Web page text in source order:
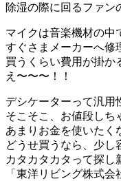
除湿の際に回るファン
マイクは音楽機材の中
すぐさまメーカーへ修
買うくらい費用が掛か
え〜〜〜！！
デシケーターって汎用
そこそこ、お値段しち
あまりお金を使いたく
どうせ買うなら、少し
カタカタカタって探し
「東洋リビング株式